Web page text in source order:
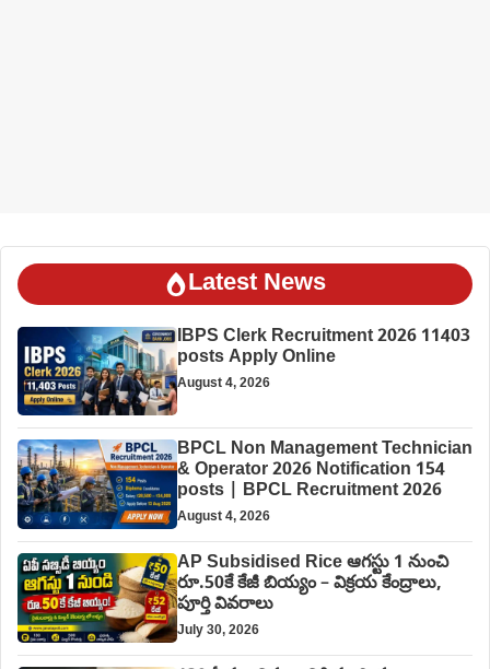
Latest News
IBPS Clerk Recruitment 2026 11403
posts Apply Online
August 4, 2026
BPCL Non Management Technician
& Operator 2026 Notification 154
posts | BPCL Recruitment 2026
August 4, 2026
AP Subsidised Rice ఆగస్టు 1 నుంచి
రూ.50కే కేజీ బియ్యం – విక్రయ కేంద్రాలు,
పూర్తి వివరాలు
July 30, 2026